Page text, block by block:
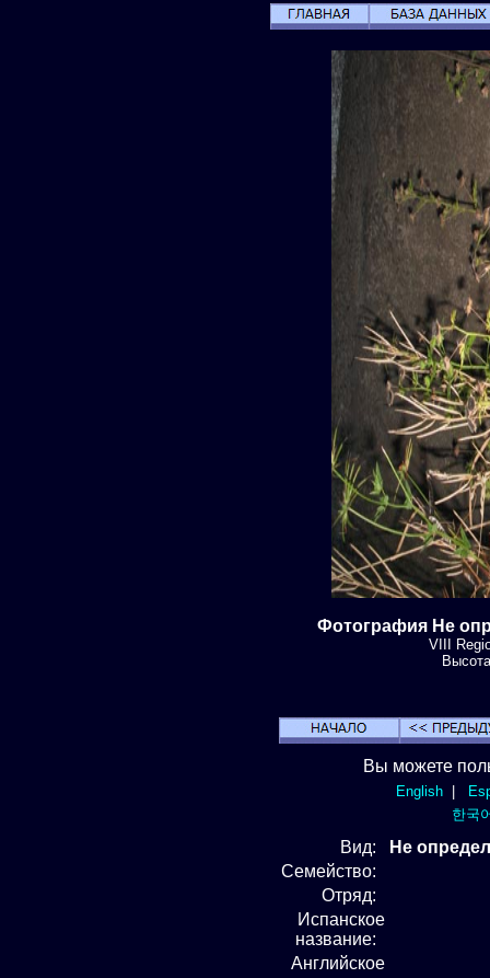
Фотография Не
VIII
Вы можете
English|
한국
Вид:
Не
Семейство:
Отряд:
Испанское
название:
Английское